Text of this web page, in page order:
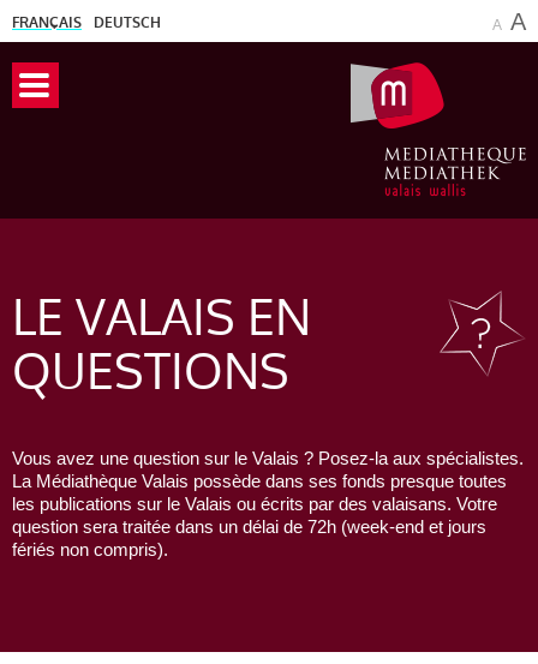
FRANÇAIS DEUTSCH A A
LE VALAIS EN
QUESTIONS
Vous avez une question sur le Valais ? Posez-la aux spécialistes.
La Médiathèque Valais possède dans ses fonds presque toutes
les publications sur le Valais ou écrits par des valaisans. Votre
question sera traitée dans un délai de 72h (week-end et jours
fériés non compris).